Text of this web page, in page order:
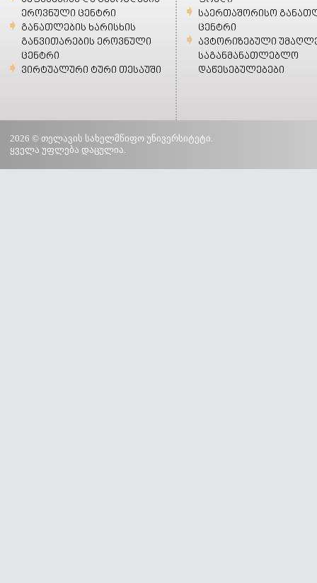
ეროვნული ცენტრი
განათლების ხარისხის
განვითარების ეროვნული
ცენტრი
ვირტუალური ტური თესაუში
საერთაშორისო
ცენტრი
ავტორიზებული
საგანმანათლებლო
დაწესებულებები
2026 © თელავის სახელმწიფო უნივერსიტეტი.
ყველა უფლება დაცულია.